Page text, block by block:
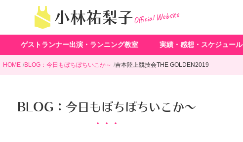
小林祐梨子Official Website
ゲストランナー出演・ランニング教室 実績・感想・スケジュール
HOME BLOG：今日もぼちぼちいこか～ 吉本陸上競技会THE GOLDEN2019
BLOG：今日もぼちぼちいこか～